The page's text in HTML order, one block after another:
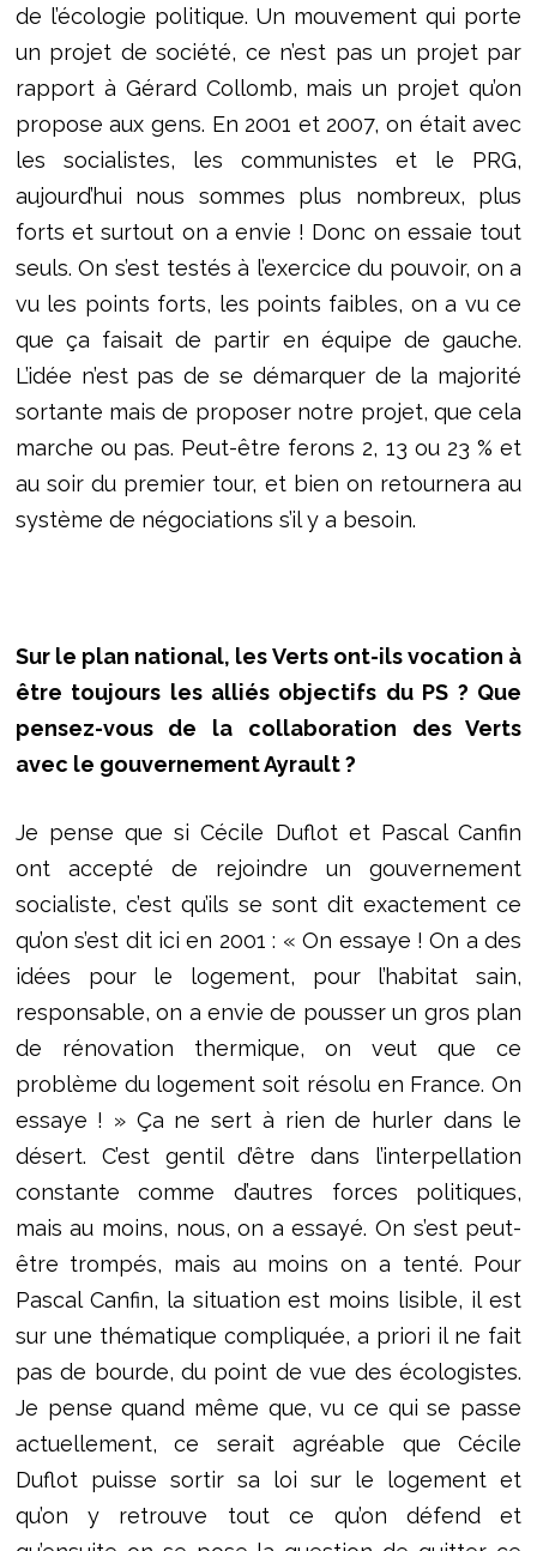
de l’écologie politique. Un mouvement qui porte
un projet de société, ce n’est pas un projet par
rapport à Gérard Collomb, mais un projet qu’on
propose aux gens. En 2001 et 2007, on était avec
les socialistes, les communistes et le PRG,
aujourd’hui nous sommes plus nombreux, plus
forts et surtout on a envie ! Donc on essaie tout
seuls. On s’est testés à l’exercice du pouvoir, on a
vu les points forts, les points faibles, on a vu ce
que ça faisait de partir en équipe de gauche.
L’idée n’est pas de se démarquer de la majorité
sortante mais de proposer notre projet, que cela
marche ou pas. Peut-être ferons 2, 13 ou 23 % et
au soir du premier tour, et bien on retournera au
système de négociations s’il y a besoin.
Sur le plan national, les Verts ont-ils vocation à
être toujours les alliés objectifs du PS ? Que
pensez-vous de la collaboration des Verts
avec le gouvernement Ayrault ?
Je pense que si Cécile Duflot et Pascal Canfin
ont accepté de rejoindre un gouvernement
socialiste, c’est qu’ils se sont dit exactement ce
qu’on s’est dit ici en 2001 : « On essaye ! On a des
idées pour le logement, pour l’habitat sain,
responsable, on a envie de pousser un gros plan
de rénovation thermique, on veut que ce
problème du logement soit résolu en France. On
essaye ! » Ça ne sert à rien de hurler dans le
désert. C’est gentil d’être dans l’interpellation
constante comme d’autres forces politiques,
mais au moins, nous, on a essayé. On s’est peut-
être trompés, mais au moins on a tenté. Pour
Pascal Canfin, la situation est moins lisible, il est
sur une thématique compliquée, a priori il ne fait
pas de bourde, du point de vue des écologistes.
Je pense quand même que, vu ce qui se passe
actuellement, ce serait agréable que Cécile
Duflot puisse sortir sa loi sur le logement et
qu’on y retrouve tout ce qu’on défend et